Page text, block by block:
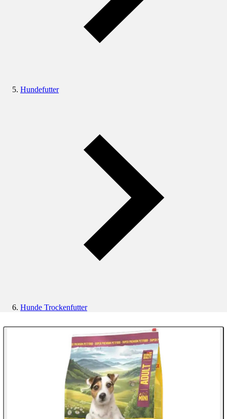
Hundefutter
Hunde Trockenfutter